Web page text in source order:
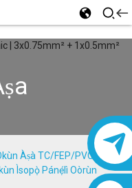
Àṣà TC/FEP/PVC Okùn
Ìsopọ̀ Pánẹ́lì Oòrùn